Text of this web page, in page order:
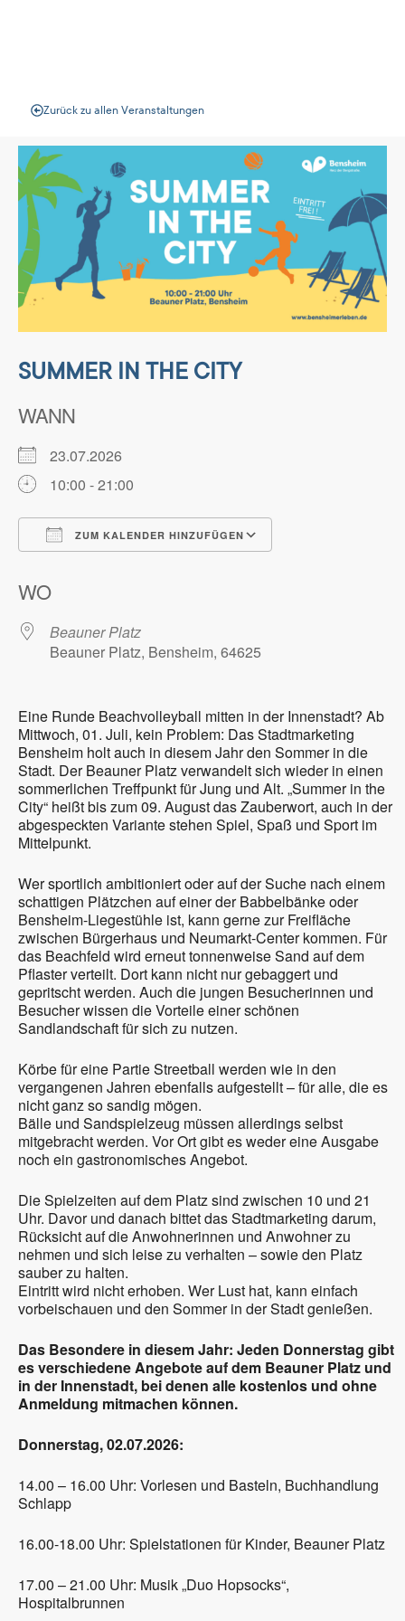
Zurück zu allen Veranstaltungen
SUMMER IN THE CITY
WANN
23.07.2026
10:00 - 21:00
ZUM KALENDER HINZUFÜGEN
WO
Beauner Platz
Beauner Platz, Bensheim, 64625
Eine Runde Beachvolleyball mitten in der Innenstadt? Ab
Mittwoch, 01. Juli, kein Problem: Das Stadtmarketing
Bensheim holt auch in diesem Jahr den Sommer in die
Stadt. Der Beauner Platz verwandelt sich wieder in einen
sommerlichen Treffpunkt für Jung und Alt. „Summer in the
City“ heißt bis zum 09. August das Zauberwort, auch in der
abgespeckten Variante stehen Spiel, Spaß und Sport im
Mittelpunkt.
Wer sportlich ambitioniert oder auf der Suche nach einem
schattigen Plätzchen auf einer der Babbelbänke oder
Bensheim-Liegestühle ist, kann gerne zur Freifläche
zwischen Bürgerhaus und Neumarkt-Center kommen. Für
das Beachfeld wird erneut tonnenweise Sand auf dem
Pflaster verteilt. Dort kann nicht nur gebaggert und
gepritscht werden. Auch die jungen Besucherinnen und
Besucher wissen die Vorteile einer schönen
Sandlandschaft für sich zu nutzen.
Körbe für eine Partie Streetball werden wie in den
vergangenen Jahren ebenfalls aufgestellt – für alle, die es
nicht ganz so sandig mögen.
Bälle und Sandspielzeug müssen allerdings selbst
mitgebracht werden. Vor Ort gibt es weder eine Ausgabe
noch ein gastronomisches Angebot.
Die Spielzeiten auf dem Platz sind zwischen 10 und 21
Uhr. Davor und danach bittet das Stadtmarketing darum,
Rücksicht auf die Anwohnerinnen und Anwohner zu
nehmen und sich leise zu verhalten – sowie den Platz
sauber zu halten.
Eintritt wird nicht erhoben. Wer Lust hat, kann einfach
vorbeischauen und den Sommer in der Stadt genießen.
Das Besondere in diesem Jahr: Jeden Donnerstag gibt
es verschiedene Angebote auf dem Beauner Platz und
in der Innenstadt, bei denen alle kostenlos und ohne
Anmeldung mitmachen können.
Donnerstag, 02.07.2026:
14.00 – 16.00 Uhr: Vorlesen und Basteln, Buchhandlung
Schlapp
16.00-18.00 Uhr: Spielstationen für Kinder, Beauner Platz
17.00 – 21.00 Uhr: Musik „Duo Hopsocks“,
Hospitalbrunnen